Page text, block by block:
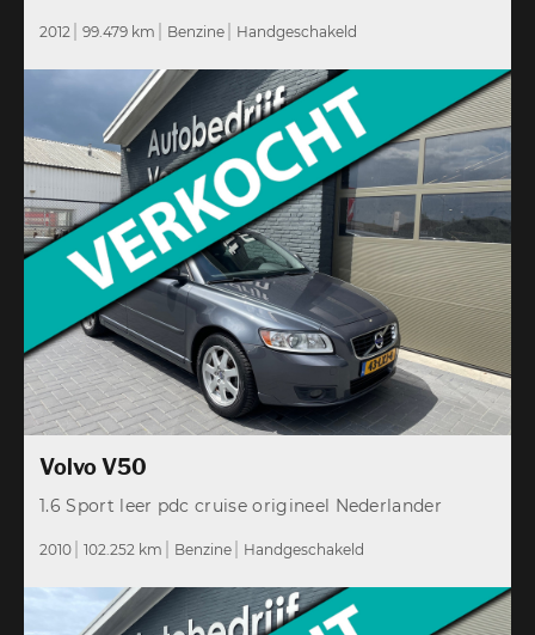
2012 99.479 km Benzine Handgeschakeld
Volvo V50
1.6 Sport leer pdc cruise origineel Nederlander
2010 102.252 km Benzine Handgeschakeld